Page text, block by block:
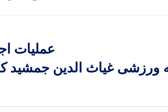
عملیات
ورزشی غیاث الدین جمشید